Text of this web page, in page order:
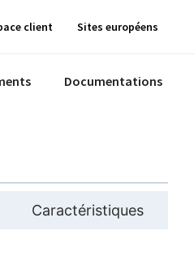
client Sites européens
Documentations
Caractéristiques